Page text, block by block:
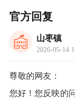
官方回复
山枣镇
2026-05-14
尊敬的网友：
您好！您反映的